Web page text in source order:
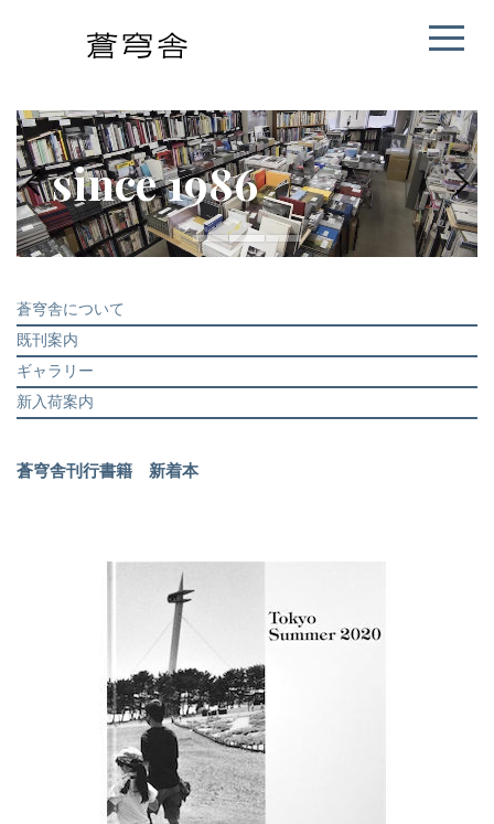
since 1986
蒼穹舎について
既刊案内
ギャラリー
新入荷案内
蒼穹舎刊行書籍 新着本